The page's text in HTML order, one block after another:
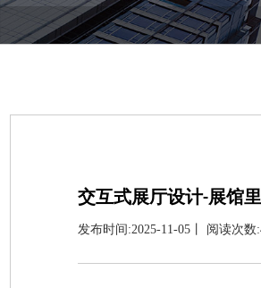
交互式展厅设计-展馆
发布时间:2025-11-05丨 阅读次数